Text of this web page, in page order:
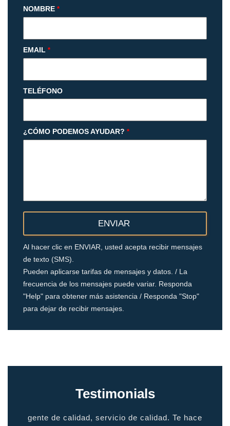
NOMBRE *
EMAIL *
TELÉFONO
¿CÓMO PODEMOS AYUDAR? *
Al hacer clic en ENVIAR, usted acepta recibir mensajes
de texto (SMS).
Pueden aplicarse tarifas de mensajes y datos. / La
frecuencia de los mensajes puede variar. Responda
"Help" para obtener más asistencia / Responda "Stop"
para dejar de recibir mensajes.
Testimonials
gente de calidad, servicio de calidad. Te hace